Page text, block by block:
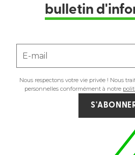
bulletin
E-mail
Nous respectons votre vie privée ! Nous
personnelles conformément à notre